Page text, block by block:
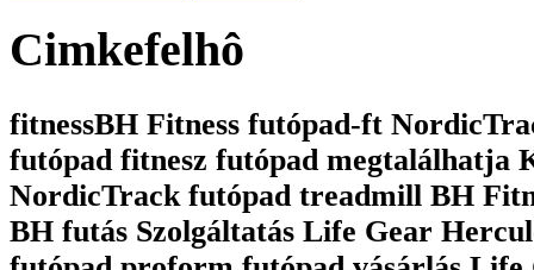
Cimkefelhô
fitnessBH Fitness futópad-ft
futópad fitnesz futópad megtalálhatja
NordicTrack futópad treadmill BH
BH futás Szolgáltatás Life Gear